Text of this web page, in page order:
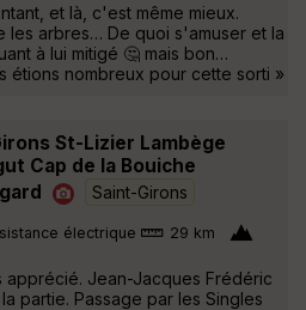
et là, c'est même mieux.
les arbres… De quoi s'amuser et la
à lui mitigé 🤔 mais bon…
étions nombreux pour cette sorti »
St-Lizier Lambège
Cap de la Bouiche
Saint-Girons
électrique
29 km
apprécié. Jean-Jacques Frédéric
partie. Passage par les Singles